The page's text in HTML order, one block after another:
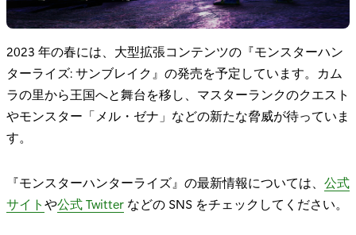
2023 年の春には、大型拡張コンテンツの『モンスターハン
ターライズ: サンブレイク』の発売を予定しています。カム
ラの里から王国へと舞台を移し、マスターランクのクエスト
やモンスター「メル・ゼナ」などの新たな脅威が待っていま
す。
『モンスターハンターライズ』の最新情報については、 公式
サイトや公式 Twitter などの SNS をチェックしてください。